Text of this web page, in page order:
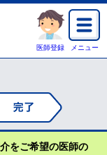
医師登録 メニュー
をご希望の医師の